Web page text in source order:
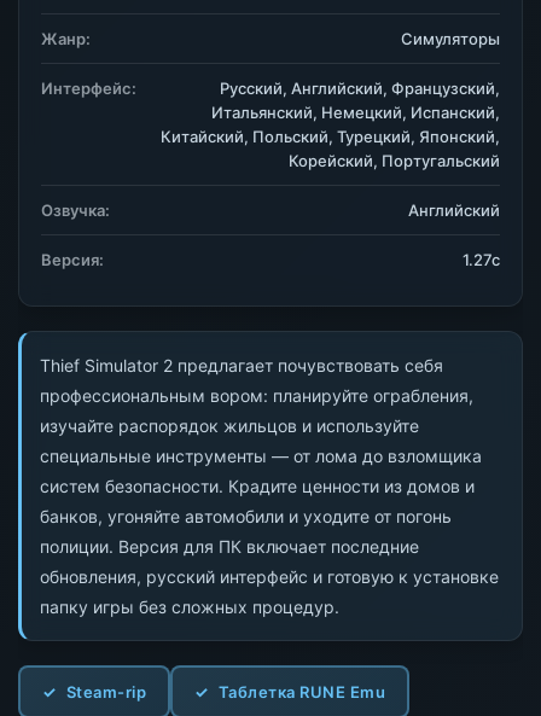
Thief Simulator 2 предлагает почувствовать себя
профессиональным вором: планируйте ограбления,
изучайте распорядок жильцов и используйте
специальные инструменты — от лома до взломщика
систем безопасности. Крадите ценности из домов и
банков, угоняйте автомобили и уходите от погонь
полиции. Версия для ПК включает последние
обновления, русский интерфейс и готовую к установке
папку игры без сложных процедур.
Steam-rip Таблетка RUNE Emu
Жанр: Симуляторы
Интерфейс:
Русский, Английский, Французский,
Итальянский, Немецкий, Испанский,
Китайский, Польский, Турецкий, Японский,
Корейский, Португальский
Озвучка: Английский
Версия: 1.27c